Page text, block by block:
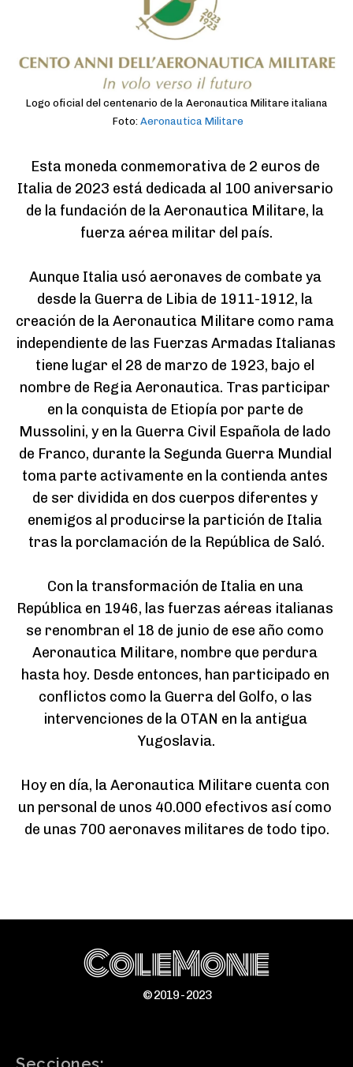
Logo oficial del centenario de la Aeronautica Militare italiana
Foto: Aeronautica Militare
Esta moneda conmemorativa de 2 euros de
Italia de 2023 está dedicada al 100 aniversario
de la fundación de la Aeronautica Militare, la
fuerza aérea militar del país.
Aunque Italia usó aeronaves de combate ya
desde la Guerra de Libia de 1911-1912, la
creación de la Aeronautica Militare como rama
independiente de las Fuerzas Armadas Italianas
tiene lugar el 28 de marzo de 1923, bajo el
nombre de Regia Aeronautica. Tras participar
en la conquista de Etiopía por parte de
Mussolini, y en la Guerra Civil Española de lado
de Franco, durante la Segunda Guerra Mundial
toma parte activamente en la contienda antes
de ser dividida en dos cuerpos diferentes y
enemigos al producirse la partición de Italia
tras la porclamación de la República de Saló.
Con la transformación de Italia en una
República en 1946, las fuerzas aéreas italianas
se renombran el 18 de junio de ese año como
Aeronautica Militare, nombre que perdura
hasta hoy. Desde entonces, han participado en
conflictos como la Guerra del Golfo, o las
intervenciones de la OTAN en la antigua
Yugoslavia.
Hoy en día, la Aeronautica Militare cuenta con
un personal de unos 40.000 efectivos así como
de unas 700 aeronaves militares de todo tipo.
ColeMone
© 2019 - 2023